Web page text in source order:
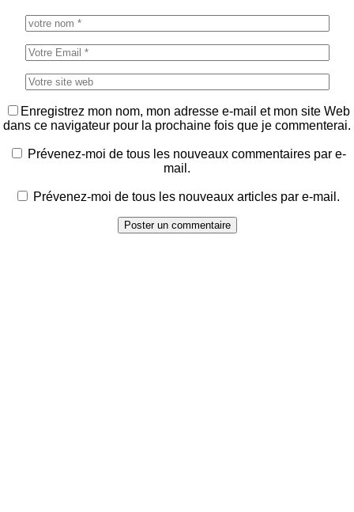
Enregistrez mon nom, mon adresse e-mail et mon site Web
dans ce navigateur pour la prochaine fois que je commenterai.
Prévenez-moi de tous les nouveaux commentaires par e-
mail.
Prévenez-moi de tous les nouveaux articles par e-mail.